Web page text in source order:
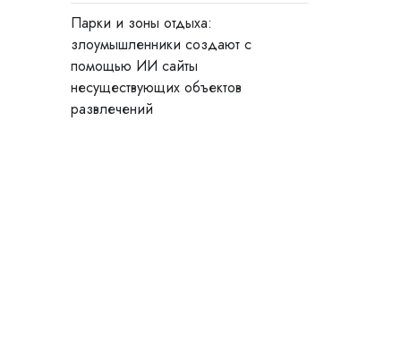
Парки и зоны отдыха:
злоумышленники создают с
помощью ИИ сайты
несуществующих объектов
развлечений